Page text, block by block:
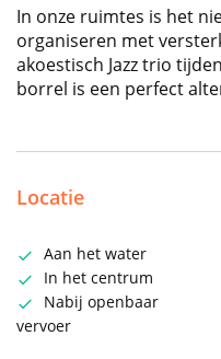
In onze ruimtes is het
organiseren met
akoestisch Jazz trio
borrel is een perfect
Locatie
Aan het water
In het centrum
Nabij openbaar
vervoer